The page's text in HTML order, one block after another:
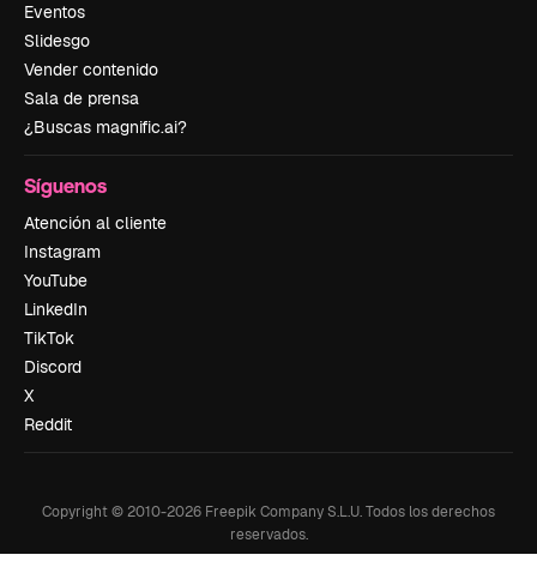
Eventos
Slidesgo
Vender contenido
Sala de prensa
¿Buscas magnific.ai?
Síguenos
Atención al cliente
Instagram
YouTube
LinkedIn
TikTok
Discord
X
Reddit
Copyright © 2010-2026 Freepik Company S.L.U.Todos los derechos
reservados.